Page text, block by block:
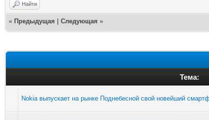
Найти
« Предыдущая Следующая »
Тема:
Nokia выпускает на рынке Поднебесной свой новейший